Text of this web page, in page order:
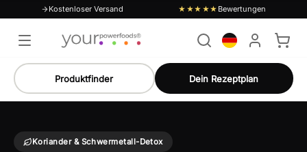
Kostenloser Versand ★★★★★ Bewertungen
Produktfinder Dein Rezeptplan
Koriander & Schwermetall-Detox